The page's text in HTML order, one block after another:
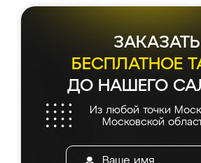
ЗАКАЗАТЬ
БЕСПЛАТНОЕ
ДО НАШЕГО
Из любой точки
Московской